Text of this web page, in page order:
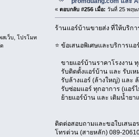
สเว็บ, โปรโมท
« ตอบกลับ #256 เมื่อ: วันที่ 25 พฤษ
ร้านแอร์บ้านขายส่ง ที่ให้บริก
⭐ ข้อเสนอพิเศษและบริการแอ
ขายแอร์บ้านราคาโรงงาน
รับติดตั้งแอร์บ้าน และ รับเห
รับล้างแอร์ (ล้างใหญ่) และ
รับซ่อมแอร์ ทุกอาการ (แอร์
ย้ายแอร์บ้าน และ เติมน้ำยา
ติดต่อสอบถามและขอใบเสนอ
โทรด่วน (สายหลัก) 089-